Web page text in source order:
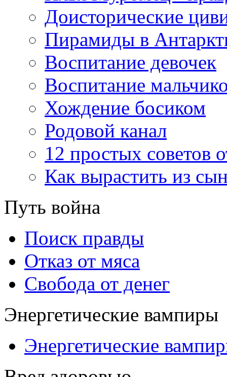
Доисторические
Пирамиды в
Воспитание девочек
Воспитание
Хождение босиком
Родовой канал
12 простых советов
Как вырастить из
Путь война
Поиск правды
Отказ от мяса
Свобода от денег
Энергетические вампиры
Энергетические